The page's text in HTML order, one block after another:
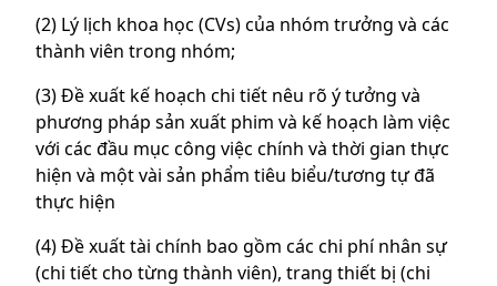
(2) Lý lịch khoa học (CVs) của nhóm trưởng và các
thành viên trong nhóm;
(3) Đề xuất kế hoạch chi tiết nêu rõ ý tưởng và
phương pháp sản xuất phim và kế hoạch làm việc
với các đầu mục công việc chính và thời gian thực
hiện và một vài sản phẩm tiêu biểu/tương tự đã
thực hiện
(4) Đề xuất tài chính bao gồm các chi phí nhân sự
(chi tiết cho từng thành viên), trang thiết bị (chi